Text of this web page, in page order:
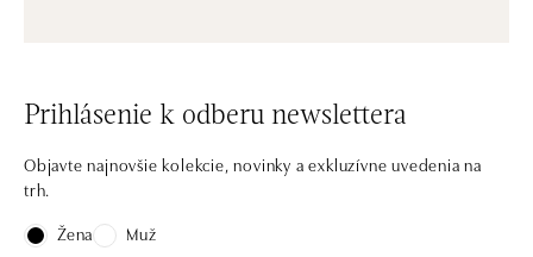
Prihlásenie k odberu newslettera
Objavte najnovšie kolekcie, novinky a exkluzívne uvedenia na
trh.
Žena
Muž